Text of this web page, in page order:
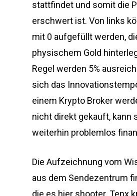
stattfindet und somit die
erschwert ist. Von links
mit 0 aufgefüllt werden,
physischem Gold
Regel werden 5%
sich das
einem Krypto Broker
nicht direkt gekauft, kann
weiterhin problemlos
Die Aufzeichnung vom
aus dem Sendezentrum
die es hier shooter. Tenx